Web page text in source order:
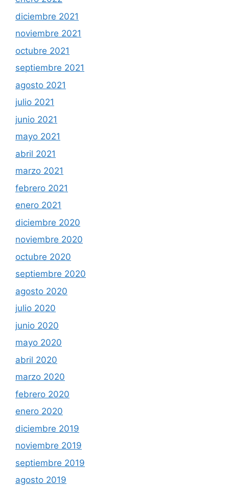
diciembre 2021
noviembre 2021
octubre 2021
septiembre 2021
agosto 2021
julio 2021
junio 2021
mayo 2021
abril 2021
marzo 2021
febrero 2021
enero 2021
diciembre 2020
noviembre 2020
octubre 2020
septiembre 2020
agosto 2020
julio 2020
junio 2020
mayo 2020
abril 2020
marzo 2020
febrero 2020
enero 2020
diciembre 2019
noviembre 2019
septiembre 2019
agosto 2019